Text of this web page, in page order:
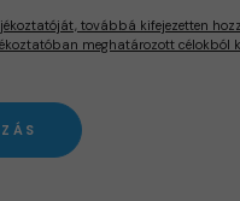
továbbá kifejezetten
meghatározott célokból